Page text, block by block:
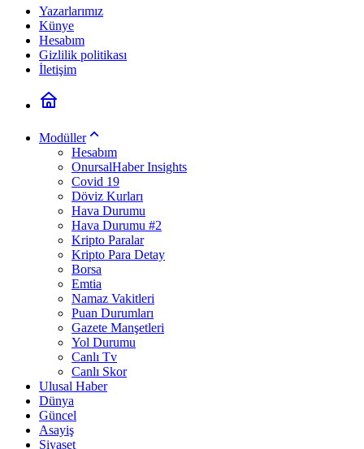
Yazarlarımız
Künye
Hesabım
Gizlilik politikası
İletişim
Modüller
Hesabım
OnursalHaber Insights
Covid 19
Döviz Kurları
Hava Durumu
Hava Durumu #2
Kripto Paralar
Kripto Para Detay
Borsa
Emtia
Namaz Vakitleri
Puan Durumları
Gazete Manşetleri
Yol Durumu
Canlı Tv
Canlı Skor
Ulusal Haber
Dünya
Güncel
Asayiş
Siyaset